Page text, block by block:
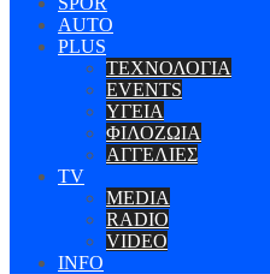
AUTO
PLUS
ΤΕΧΝΟΛΟΓΙΑ
EVENTS
ΥΓΕΙΑ
ΦΙΛΟΖΩΙΑ
ΑΓΓΕΛΙΕΣ
ΤV
MEDIA
RADIO
VIDEO
INFO